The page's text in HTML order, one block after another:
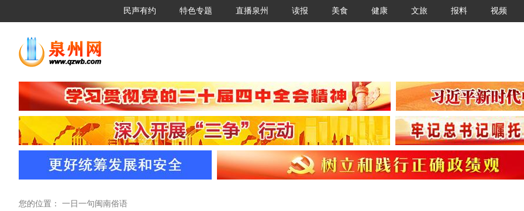
民声有约 特色专题 直播泉州 读报 美食 健康 文旅 报料 视频
您的位置： 一日一句闽南俗语